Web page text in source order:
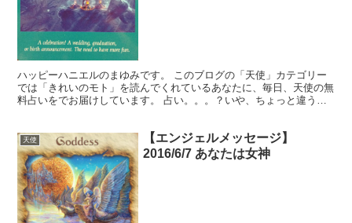
ハッピーハニエルのまゆみです。 このブログの「天使」カテゴリー
では「きれいのモト」を読んでくれているあなたに、毎日、天使の無
料占いをでお届けしています。 占い。。。？いや、ちょっと違うか
天使
【エンジェルメッセージ】
2016/6/7 あなたは女神